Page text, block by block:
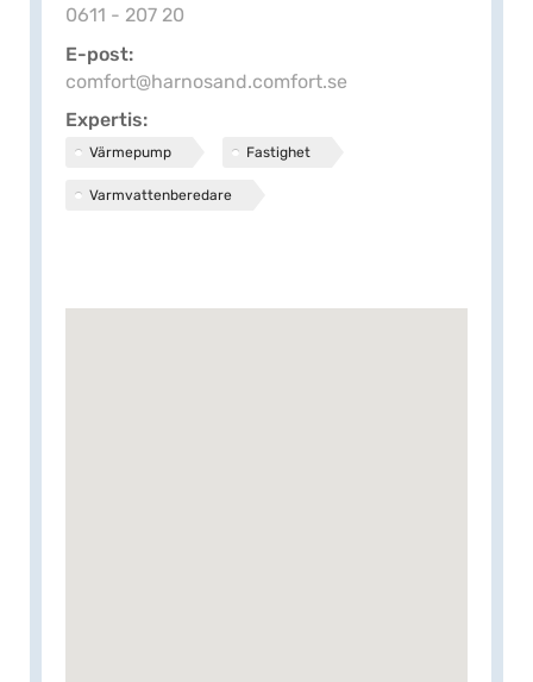
0611 - 207 20
E-post
comfort@harnosand.comfort.se
Expertis
Värmepump Fastighet
Varmvattenberedare